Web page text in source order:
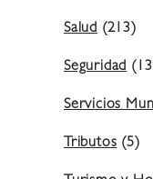
Salud (213)
Seguridad
Servicios
Tributos(5)